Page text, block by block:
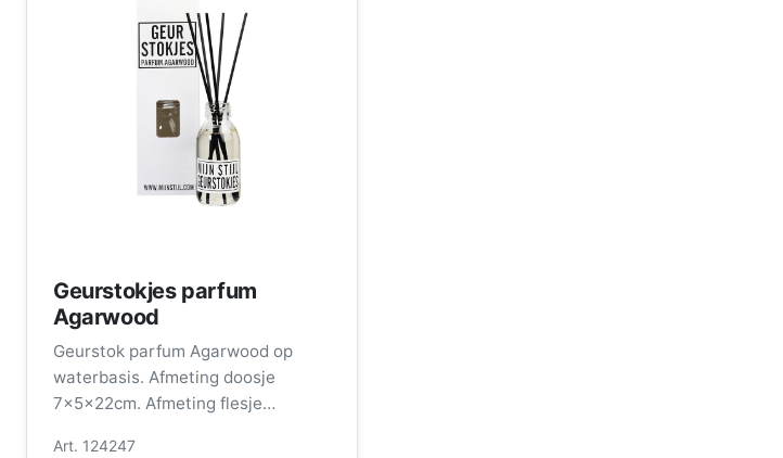
Geurstokjes parfum
Agarwood
Geurstok parfum Agarwood op
waterbasis. Afmeting doosje
7x5x22cm. Afmeting flesje
Art. 124247